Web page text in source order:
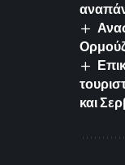
και